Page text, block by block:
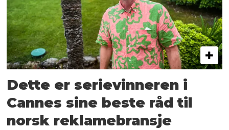
Dette er serievinneren i
Cannes sine beste råd til
norsk reklamebransje